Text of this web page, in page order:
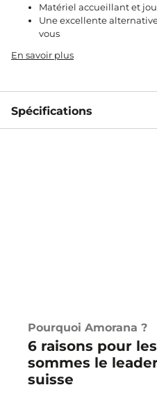
Matériel accueillant et
Une excellente
vous
En savoir plus
Spécifications
Pourquoi Amorana ?
6 raisons pour
sommes le
suisse